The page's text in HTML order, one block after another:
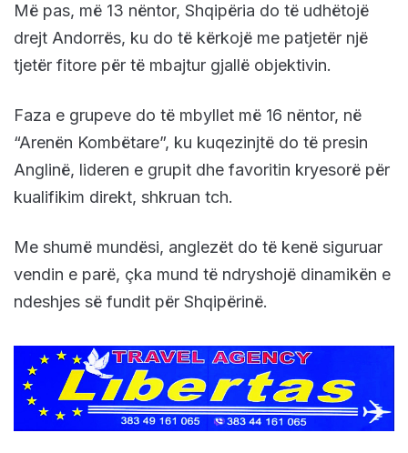
Më pas, më 13 nëntor, Shqipëria do të udhëtojë
drejt Andorrës, ku do të kërkojë me patjetër një
tjetër fitore për të mbajtur gjallë objektivin.
Faza e grupeve do të mbyllet më 16 nëntor, në
“Arenën Kombëtare”, ku kuqezinjtë do të presin
Anglinë, lideren e grupit dhe favoritin kryesorë për
kualifikim direkt, shkruan tch.
Me shumë mundësi, anglezët do të kenë siguruar
vendin e parë, çka mund të ndryshojë dinamikën e
ndeshjes së fundit për Shqipërinë.